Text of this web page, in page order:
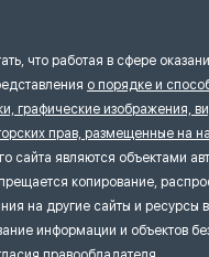
что работая в сфере
о порядке и
графические изображения,
прав, размещенные на
сайта являются объектами
копирование,
на другие сайты и ресурсы
информации и объектов